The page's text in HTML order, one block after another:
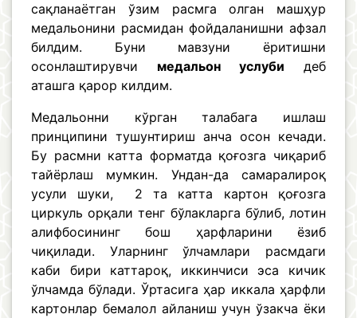
сақланаётган ўзим расмга олган машҳур
медальонини расмидан фойдаланишни афзал
билдим. Буни мавзуни ёритишни
осонлаштирувчи медальон услуби деб
аташга қарор килдим.
Медальонни кўрган талабага ишлаш
принципини тушунтириш анча осон кечади.
Бу расмни катта форматда қоғозга чиқариб
тайёрлаш мумкин. Ундан-да самаралироқ
усули шуки, 2 та катта картон қоғозга
циркуль орқали тенг бўлакларга бўлиб, лотин
алифбосининг бош ҳарфларини ёзиб
чиқилади. Уларнинг ўлчамлари расмдаги
каби бири каттароқ, иккинчиси эса кичик
ўлчамда бўлади. Ўртасига ҳар иккала ҳарфли
картонлар бемалол айланиш учун ўзакча ёки